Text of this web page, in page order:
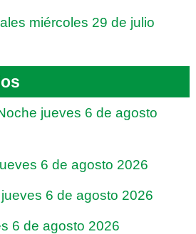
miércoles 29 de julio
jueves 6 de agosto
6 de agosto 2026
6 de agosto 2026
6 de agosto 2026